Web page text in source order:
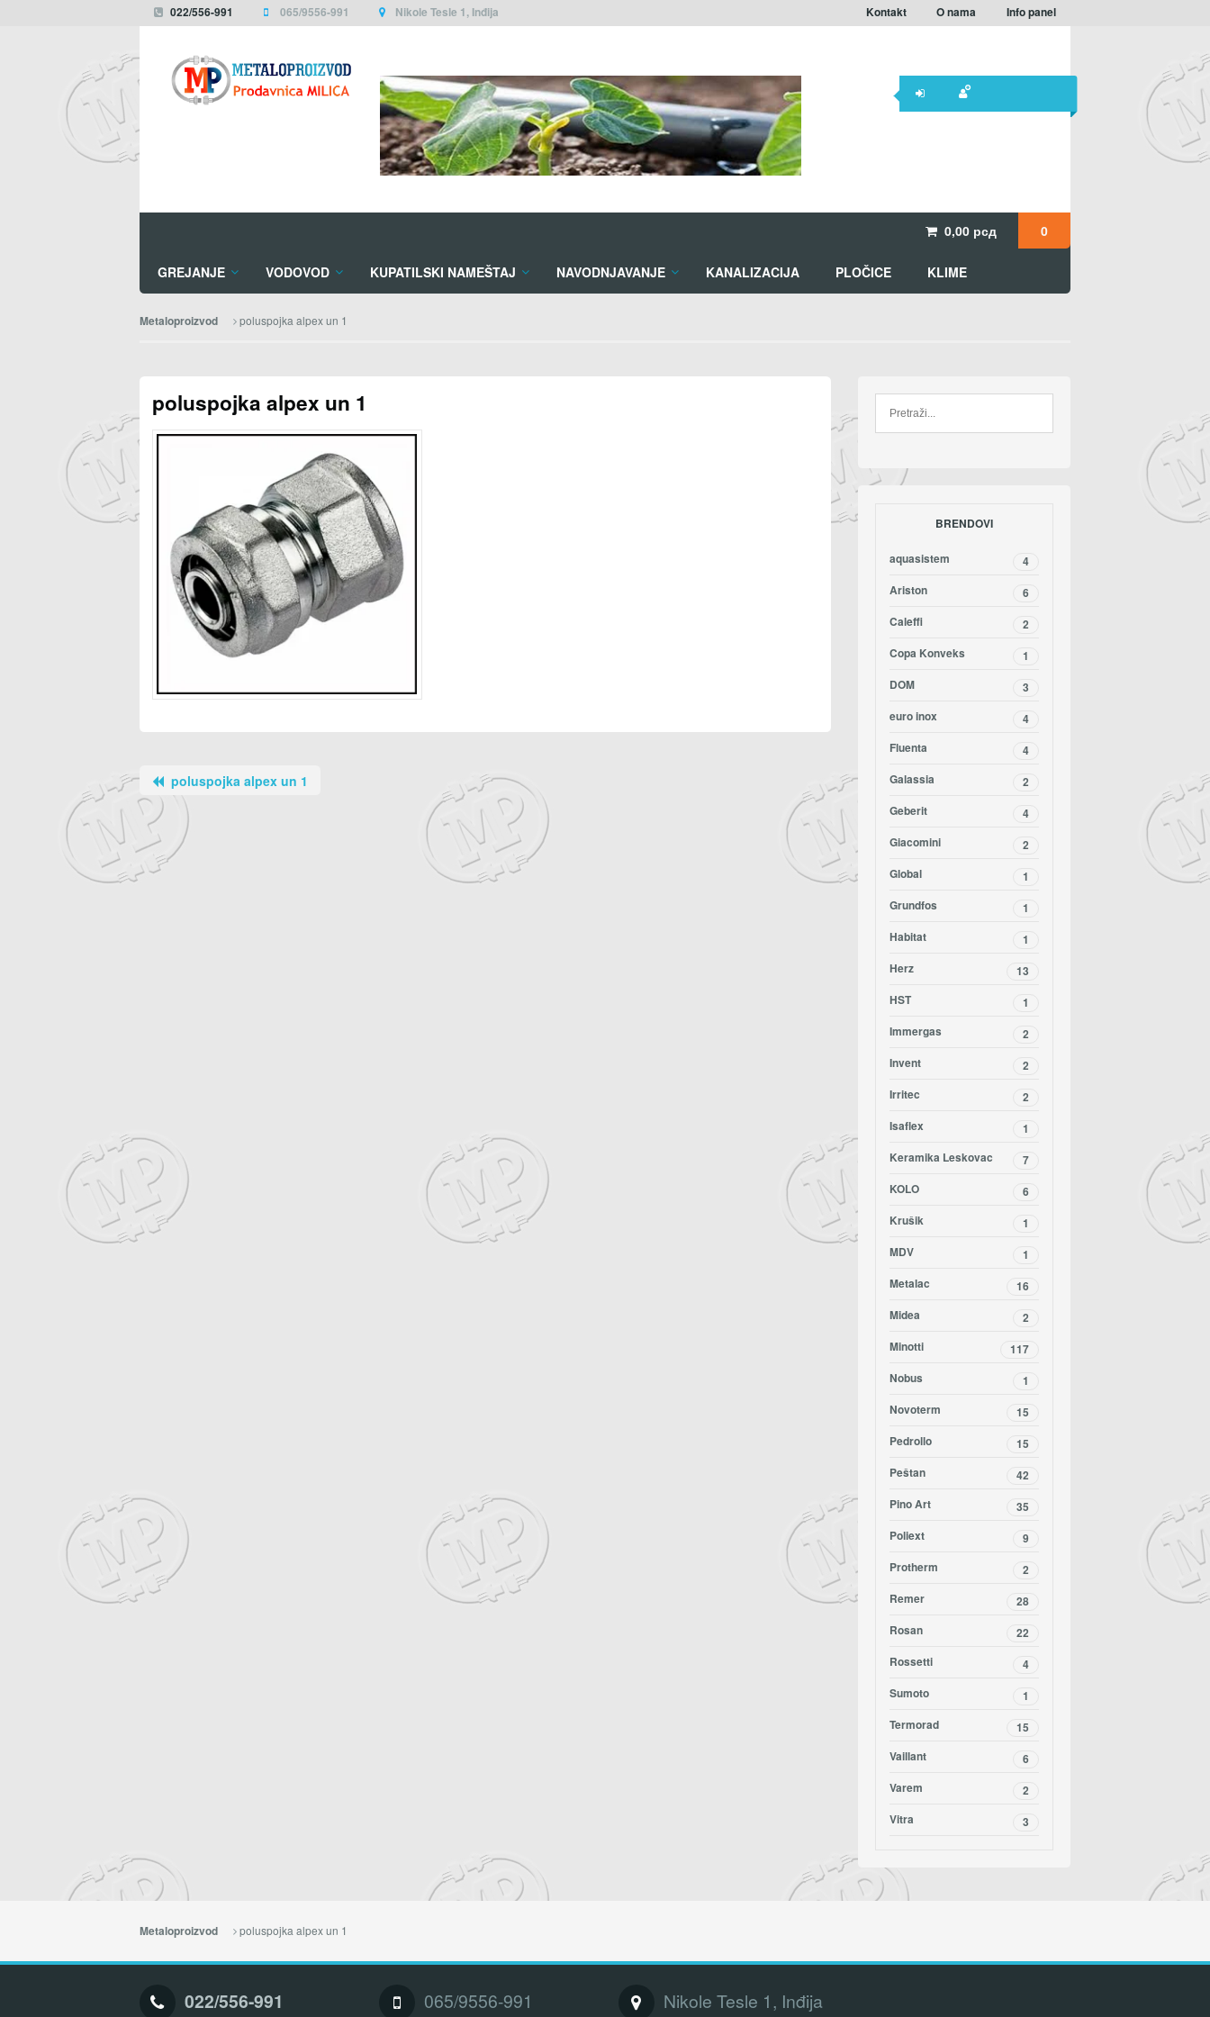
022/556-991 065/9556-991 Nikole Tesle 1, Inđija Kontakt O nama Info panel
0,00 рсд 0
GREJANJE VODOVOD KUPATILSKI NAMEŠTAJ NAVODNJAVANJE KANALIZACIJA PLOČICE KLIME
Metaloproizvod poluspojka alpex un 1
poluspojka alpex un 1
poluspojka alpex un 1
BRENDOVI
aquasistem
4
Ariston
6
Caleffi
2
Copa Konveks
1
DOM
3
euro inox
4
Fluenta
4
Galassia
2
Geberit
4
Giacomini
2
Global
1
Grundfos
1
Habitat
1
Herz
13
HST
1
Immergas
2
Invent
2
Irritec
2
Isaflex
1
Keramika Leskovac
7
KOLO
6
Krušik
1
MDV
1
Metalac
16
Midea
2
Minotti
117
Nobus
1
Novoterm
15
Pedrollo
15
Peštan
42
Pino Art
35
Poliext
9
Protherm
2
Remer
28
Rosan
22
Rossetti
4
Sumoto
1
Termorad
15
Vaillant
6
Varem
2
Vitra
3
Metaloproizvod poluspojka alpex un 1
022/556-991 065/9556-991 Nikole Tesle 1, Inđija